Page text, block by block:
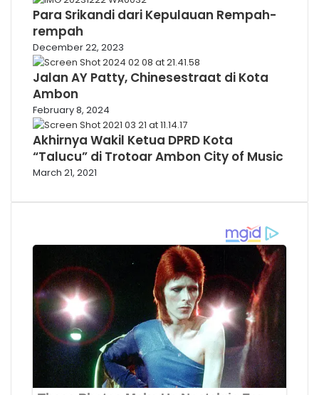
Para Srikandi dari Kepulauan Rempah-
rempah
December 22, 2023
Jalan AY Patty, Chinesestraat di Kota
Ambon
February 8, 2024
Akhirnya Wakil Ketua DPRD Kota
“Talucu” di Trotoar Ambon City of Music
March 21, 2021